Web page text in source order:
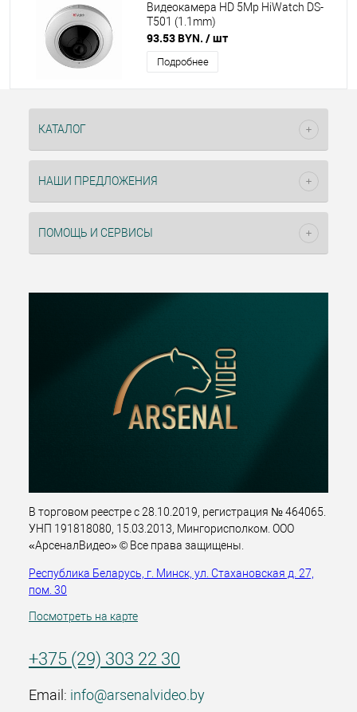
Видеокамера HD 5Mp HiWatch DS-
T501 (1.1mm)
93.53 BYN. / шт
Подробнее
КАТАЛОГ
НАШИ ПРЕДЛОЖЕНИЯ
ПОМОЩЬ И СЕРВИСЫ
В торговом реестре с 28.10.2019, регистрация № 464065.
УНП 191818080, 15.03.2013, Мингорисполком. ООО
«АрсеналВидео» © Все права защищены.
Республика Беларусь, г. Минск, ул. Стахановская д. 27,
пом. 30
Посмотреть на карте
+375 (29) 303 22 30
Email: info@arsenalvideo.by